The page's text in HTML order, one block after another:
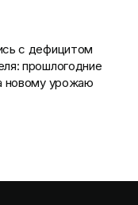
с дефицитом
прошлогодние
новому урожаю